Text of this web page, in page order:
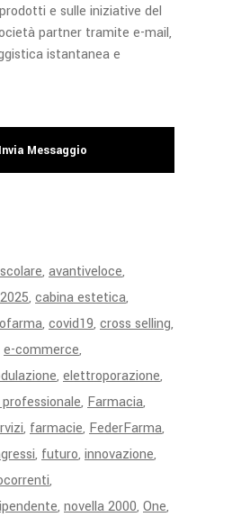
e sulle iniziative del
partner tramite e-mail,
istantanea e
Invia Messaggio
avantiveloce
cabina estetica
covid19 cross selling
e-commerce
elettroporazione
Farmacia
farmacie FederFarma
futuro innovazione
novella 2000 One